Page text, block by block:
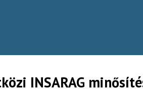
INSARAG